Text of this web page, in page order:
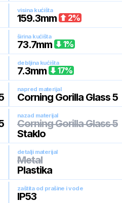
visina kućišta
159.3mm 2%
širina kućišta
73.7mm 1%
debljina kućišta
7.3mm 17%
napred materijal
Corning Gorilla Glass 5
nazad materijal
Corning Gorilla Glass 5
Staklo
detalji materijal
Metal
Plastika
zaštita od prašine i vode
IP53